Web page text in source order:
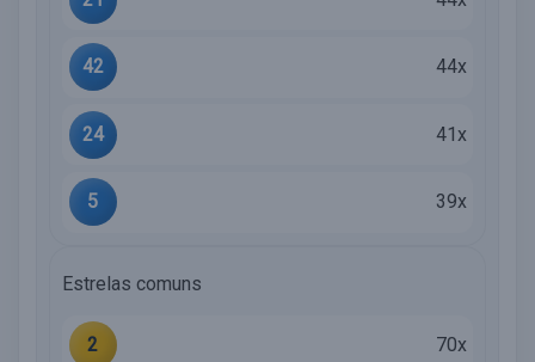
42 44x
24 41x
5 39x
Estrelas comuns
2 70x